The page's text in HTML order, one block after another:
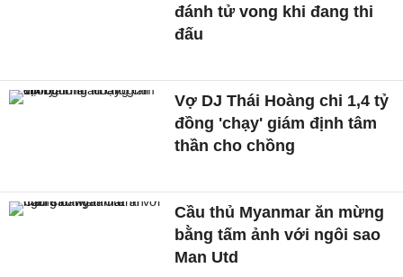
đánh tử vong khi đang thi
đấu
Vợ DJ Thái Hoàng chi 1,4 tỷ
đồng 'chạy' giám định tâm
thần cho chồng
Cầu thủ Myanmar ăn mừng
bằng tấm ảnh với ngôi sao
Man Utd